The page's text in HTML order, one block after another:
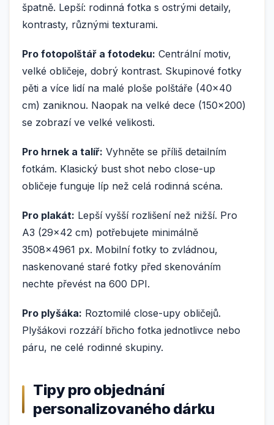
špatně. Lepší: rodinná fotka s ostrými detaily,
kontrasty, různými texturami.
Pro fotopolštář a fotodeku: Centrální motiv,
velké obličeje, dobrý kontrast. Skupinové fotky
pěti a více lidí na malé ploše polštáře (40×40
cm) zaniknou. Naopak na velké dece (150×200)
se zobrazí ve velké velikosti.
Pro hrnek a talíř: Vyhněte se příliš detailním
fotkám. Klasický bust shot nebo close-up
obličeje funguje líp než celá rodinná scéna.
Pro plakát: Lepší vyšší rozlišení než nižší. Pro
A3 (29×42 cm) potřebujete minimálně
3508×4961 px. Mobilní fotky to zvládnou,
naskenované staré fotky před skenováním
nechte převést na 600 DPI.
Pro plyšáka: Roztomilé close-upy obličejů.
Plyšákovi rozzáří břicho fotka jednotlivce nebo
páru, ne celé rodinné skupiny.
Tipy pro objednání
personalizovaného dárku